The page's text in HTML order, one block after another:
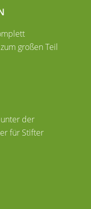
großen Teil
der
für Stifter